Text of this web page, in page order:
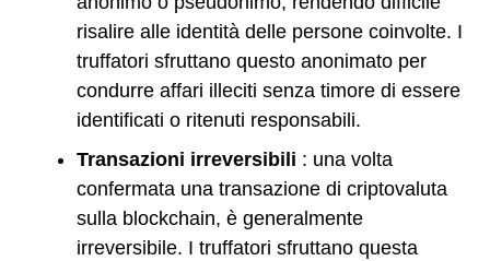
risalire alle identità delle persone coinvolte. I
truffatori sfruttano questo anonimato per
condurre affari illeciti senza timore di essere
identificati o ritenuti responsabili.
Transazioni irreversibili : una volta
confermata una transazione di criptovaluta
sulla blockchain, è generalmente
irreversibile. I truffatori sfruttano questa